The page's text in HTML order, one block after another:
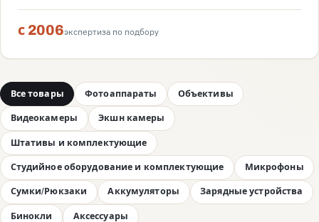
с 2006экспертиза по подбору
Все товары Фотоаппараты Объективы
Видеокамеры Экшн камеры
Штативы и комплектующие
Студийное оборудование и комплектующие Микрофоны
Сумки/Рюкзаки Аккумуляторы Зарядные устройства
Бинокли Аксессуары